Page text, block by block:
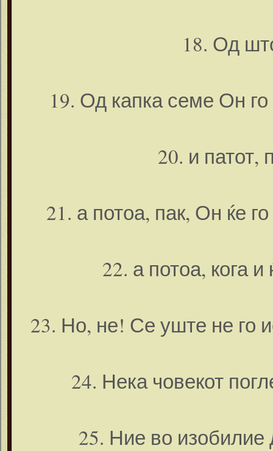
18. Од
19. Од капка семе Он
20. и патот,
21. а потоа, пак, Он ќе
22. а потоа, кога
23. Но, не! Се уште не го
24. Нека човекот
25. Ние во